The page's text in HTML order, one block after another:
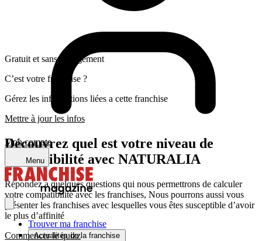
Mon compte
Menu
Trouver ma franchise
Actualités de la franchise
Gratuit et sans engagement
C’est votre franchise ?
Gérez les informations liées a cette franchise
Mettre à jour les infos
Découvrez quel est votre niveau de
compatibilité avec NATURALIA
Répondez a quelques questions qui nous permettrons de calculer
votre compatibilité avec les franchises, Nous pourrons aussi vous
présenter les franchises avec lesquelles vous êtes susceptible d’avoir
le plus d’affinité
Commencer le quizz